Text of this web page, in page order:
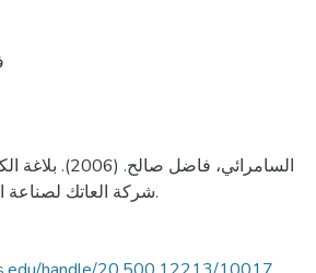
السامرائي، فاضل
شركة العاتك لصناعة الكتاب للطباعة والنشر.